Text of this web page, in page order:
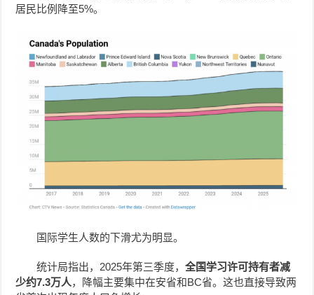
居民比例降至5%。
国际学生人数的下滑尤为明显。
统计局指出，2025年第三季度，全国学习许可持有者减
少约7.3万人，降幅主要集中在安省和BC省。这也直接导致两